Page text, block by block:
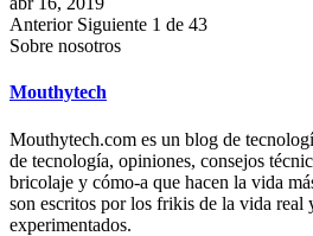
Anterior Siguiente 1 de 43
Sobre nosotros
Mouthytech
Mouthytech.com es un blog de
de tecnología, opiniones, consejos
bricolaje y cómo-a que hacen la vida
son escritos por los frikis de la vida real
experimentados.